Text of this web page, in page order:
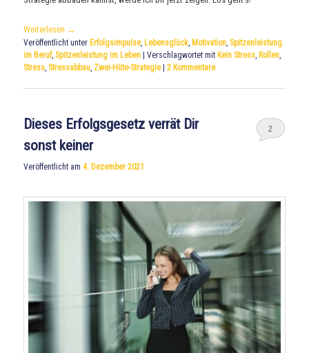
Weiterlesen →
Veröffentlicht unter Erfolgsimpulse, Lebensglück Motivation Spitzenleistung
im Beruf, Spitzenleistung im Leben |Verschlagwortet mit Kein Stress Rollen
Stress Stressabbau Zwei-Hüte-Strategie |2 Kommentare
Dieses Erfolgsgesetz verrät Dir
sonst keiner
Veröffentlicht am4. Dezember 2021
2